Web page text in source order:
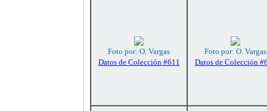
Foto por: O. Vargas
Datos de Colección #611
Foto por: O. Vargas
Datos de Colección